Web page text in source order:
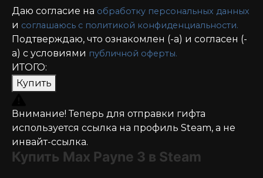
Даю согласие на обработку персональных данных
и соглашаюсь с политикой конфиденциальности.
Подтверждаю, что ознакомлен (-а) и согласен (-
а) с условиями публичной оферты.
ИТОГО:
Купить
Внимание! Теперь для отправки гифта
используется ссылка на профиль Steam, а не
инвайт-ссылка.
Купить Max Payne 3 в Steam